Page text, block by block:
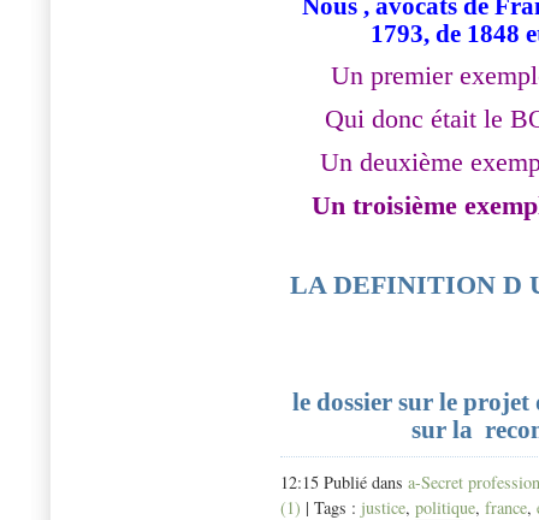
Nous , avocats de
1793, de 1848
Un premier
Qui donc était le
Un deuxième
Un troisième
LA DEFINITION D
le dossier sur le
sur la
12:15 Publié dans a-Secret
(1) | Tags : justice, politique, france,